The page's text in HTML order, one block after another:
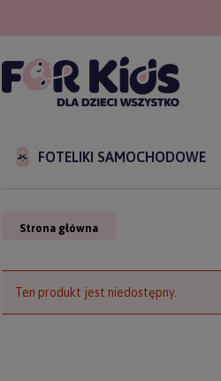
FOTELIKI SAMOCHODOWE
Strona główna
Ten produkt jest niedostępny.